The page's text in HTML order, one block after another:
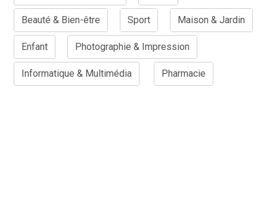
Beauté & Bien-être Sport Maison & Jardin
Enfant Photographie & Impression
Informatique & Multimédia Pharmacie